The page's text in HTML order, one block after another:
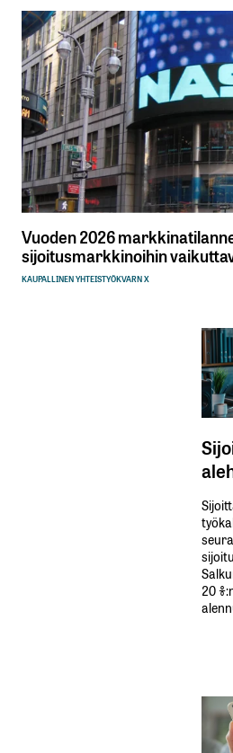
Vuoden 2026
sijoitusmarkkinoihin
KAUPALLINEN YHTEISTYÖKVARN X
20